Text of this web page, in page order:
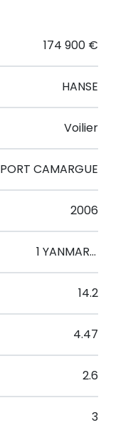
174 900 €
HANSE
Voilier
PORT CAMARGUE
2006
1 YANMAR . 75 CV
14.2
4.47
2.6
3